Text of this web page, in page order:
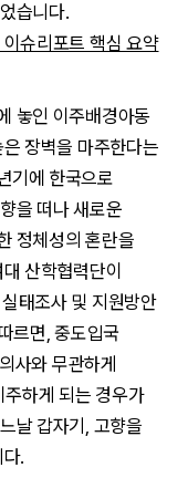
습니다.
이슈리포트 핵심 요약
놓인 이주배경아동
장벽을 마주한다는
기에 한국으로
을 떠나 새로운
정체성의 혼란을
산학협력단이
실태조사 및 지원방안
르면, 중도입국
사와 무관하게
하게 되는 경우가
날 갑자기, 고향을
.